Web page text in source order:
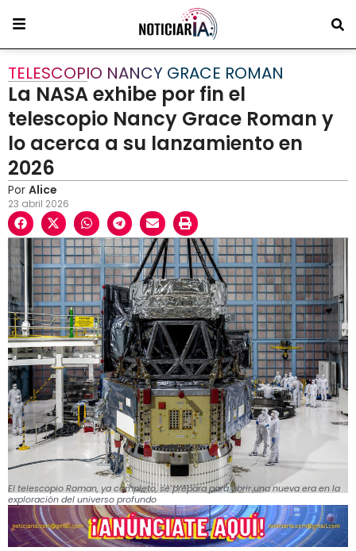
TELESCOPIO NANCY GRACE ROMAN
La NASA exhibe por fin el
telescopio Nancy Grace Roman y
lo acerca a su lanzamiento en
2026
Por Alice
23 abril 2026
El telescopio Roman, ya completo, se prepara para abrir una nueva era en la
exploración del universo profundo